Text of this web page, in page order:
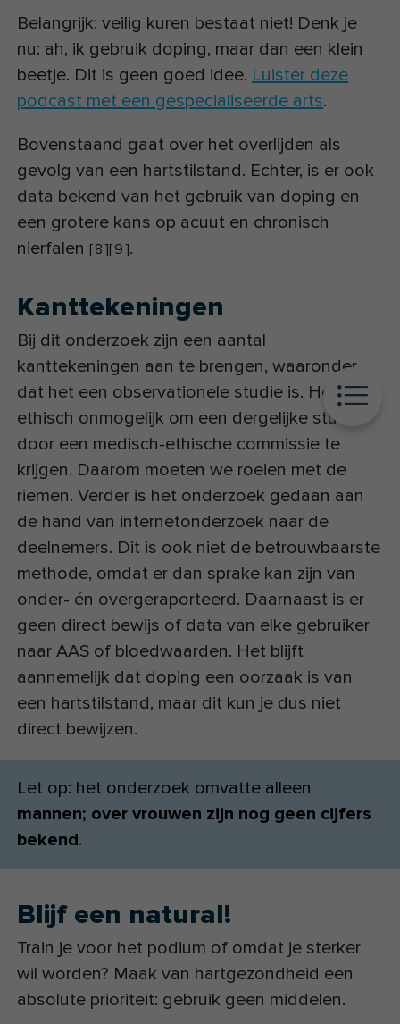
Belangrijk: veilig kuren bestaat niet! Denk je
nu: ah, ik gebruik doping, maar dan een klein
beetje. Dit is geen goed idee. Luister deze
podcast met een gespecialiseerde arts.
Bovenstaand gaat over het overlijden als
gevolg van een hartstilstand. Echter, is er ook
data bekend van het gebruik van doping en
een grotere kans op acuut en chronisch
nierfalen [8][9].
Kanttekeningen
Bij dit onderzoek zijn een aantal
kanttekeningen aan te brengen, waaronder
dat het een observationele studie is. Het is
ethisch onmogelijk om een dergelijke studie
door een medisch-ethische commissie te
krijgen. Daarom moeten we roeien met de
riemen. Verder is het onderzoek gedaan aan
de hand van internetonderzoek naar de
deelnemers. Dit is ook niet de betrouwbaarste
methode, omdat er dan sprake kan zijn van
onder- én overgeraporteerd. Daarnaast is er
geen direct bewijs of data van elke gebruiker
naar AAS of bloedwaarden. Het blijft
aannemelijk dat doping een oorzaak is van
een hartstilstand, maar dit kun je dus niet
direct bewijzen.
Let op: het onderzoek omvatte alleen
mannen; over vrouwen zijn nog geen cijfers
bekend.
Blijf een natural!
Train je voor het podium of omdat je sterker
wil worden? Maak van hartgezondheid een
absolute prioriteit: gebruik geen middelen.